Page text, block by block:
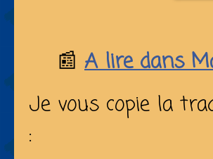
📰 A lire dans
Je vous copie la
: